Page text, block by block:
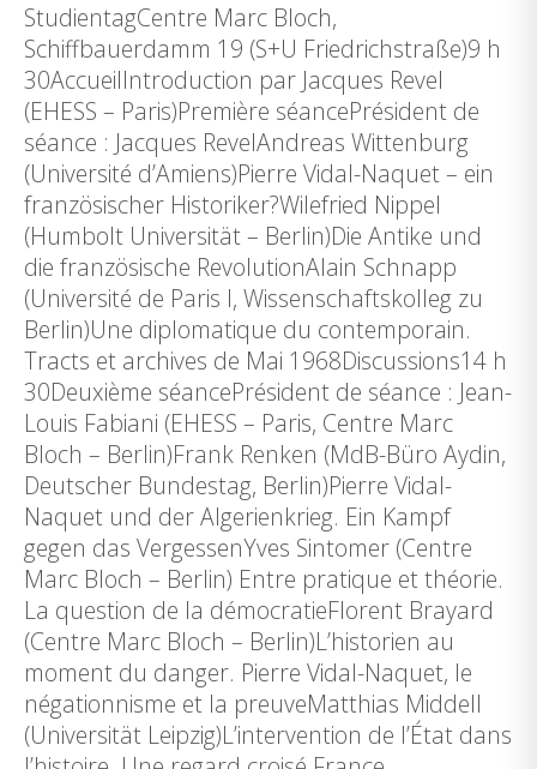
StudientagCentre Marc Bloch,
Schiffbauerdamm 19 (S+U Friedrichstraße)9 h
30AccueilIntroduction par Jacques Revel
(EHESS – Paris)Première séancePrésident de
séance : Jacques RevelAndreas Wittenburg
(Université d’Amiens)Pierre Vidal-Naquet – ein
französischer Historiker?Wilefried Nippel
(Humbolt Universität – Berlin)Die Antike und
die französische RevolutionAlain Schnapp
(Université de Paris I, Wissenschaftskolleg zu
Berlin)Une diplomatique du contemporain.
Tracts et archives de Mai 1968Discussions14 h
30Deuxième séancePrésident de séance : Jean-
Louis Fabiani (EHESS – Paris, Centre Marc
Bloch – Berlin)Frank Renken (MdB-Büro Aydin,
Deutscher Bundestag, Berlin)Pierre Vidal-
Naquet und der Algerienkrieg. Ein Kampf
gegen das VergessenYves Sintomer (Centre
Marc Bloch – Berlin) Entre pratique et théorie.
La question de la démocratieFlorent Brayard
(Centre Marc Bloch – Berlin)L’historien au
moment du danger. Pierre Vidal-Naquet, le
négationnisme et la preuveMatthias Middell
(Universität Leipzig)L’intervention de l’État dans